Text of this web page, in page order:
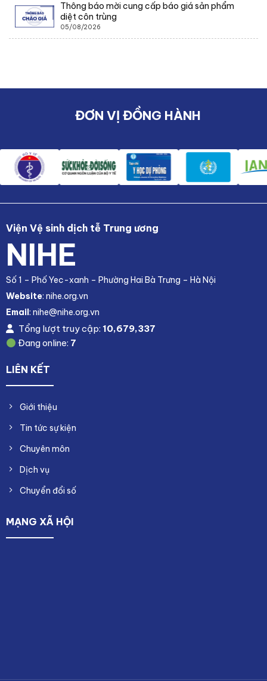
Thông báo mời cung cấp báo giá sản phẩm
diệt côn trùng
05/08/2026
ĐƠN VỊ ĐỒNG HÀNH
Viện Vệ sinh dịch tễ Trung ương
NIHE
Số 1 – Phố Yec-xanh – Phường Hai Bà Trưng – Hà Nội
Website: nihe.org.vn
Email : nihe@nihe.org.vn
Tổng lượt truy cập: 10,679,337
Đang online: 7
LIÊN KẾT
Giới thiệu
Tin tức sự kiện
Chuyên môn
Dịch vụ
Chuyển đổi số
MẠNG XÃ HỘI